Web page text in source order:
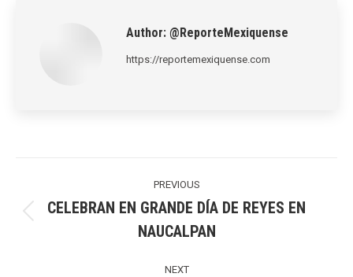
Author: @ReporteMexiquense
https://reportemexiquense.com
PREVIOUS
post:
CELEBRAN EN GRANDE DÍA DE REYES EN
NAUCALPAN
NEXT